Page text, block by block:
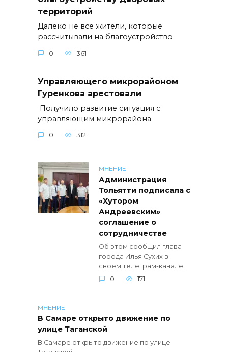
территорий
Далеко не все жители, которые
рассчитывали на благоустройство
0 361
Управляющего микрорайоном
Гуренкова арестовали
Получило развитие ситуация с
управляющим микрорайона
0 312
МНЕНИЕ
Администрация
Тольятти подписала с
«Хутором
Андреевским»
соглашение о
сотрудничестве
Об этом сообщил глава
города Илья Сухих в
своем телеграм-канале.
0
171
МНЕНИЕ
В Самаре открыто движение по
улице Таганской
В Самаре открыто движение по улице